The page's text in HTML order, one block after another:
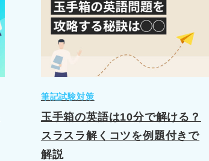
筆記試験対策
玉手箱の英語は10分で解ける？
スラスラ解くコツを例題付きで
解説